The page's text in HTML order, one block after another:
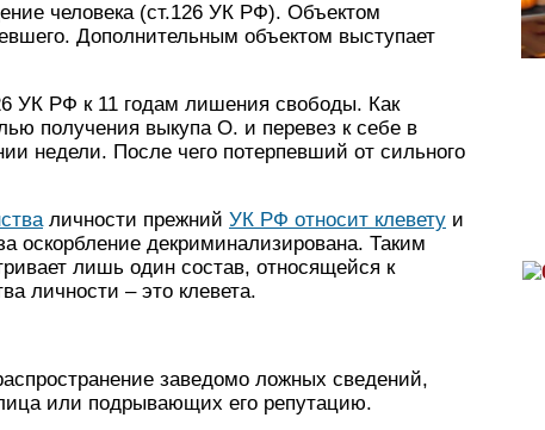
человека (ст.126 УК РФ). Объектом
Дополнительным объектом выступает
УК РФ к 11 годам лишения свободы. Как
получения выкупа О. и перевез к себе в
недели. После чего потерпевший от сильного
личности прежний УК РФ относит клевету и
оскорбление декриминализирована. Таким
лишь один состав, относящейся к
личности – это клевета.
заведомо ложных сведений,
или подрывающих его репутацию.